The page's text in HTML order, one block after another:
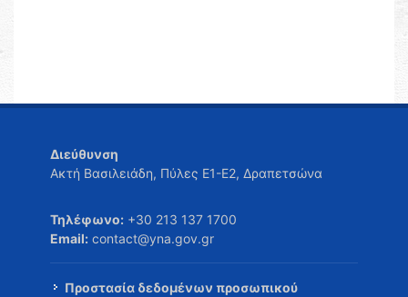
Διεύθυνση
Ακτή Βασιλειάδη, Πύλες Ε1-Ε2, Δραπετσώνα
Τηλέφωνο: +30 213 137 1700
Email: contact@yna.gov.gr
Προστασία δεδομένων προσωπικού